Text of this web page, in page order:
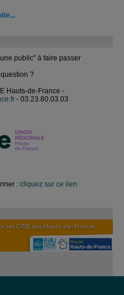
public" à faire passer
?
Hauts-de-France -
- 03.23.80.03.03
: cliquez sur ce lien